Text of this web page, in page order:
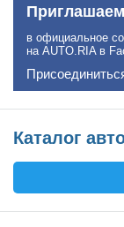
Приглашаем
в официальное
на AUTO.RIA в
Каталог